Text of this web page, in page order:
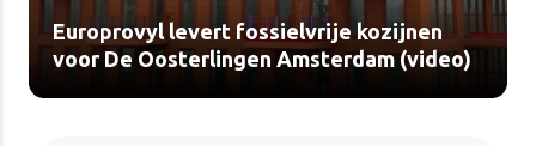
Europrovyl levert fossielvrije kozijnen
voor De Oosterlingen Amsterdam (video)